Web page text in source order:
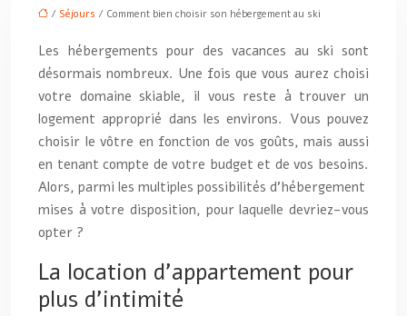
/ Séjours / Comment bien choisir son hébergement au ski
Les hébergements pour des vacances au ski sont
désormais nombreux. Une fois que vous aurez choisi
votre domaine skiable, il vous reste à trouver un
logement approprié dans les environs. Vous pouvez
choisir le vôtre en fonction de vos goûts, mais aussi
en tenant compte de votre budget et de vos besoins.
Alors, parmi les multiples possibilités d’hébergement
mises à votre disposition, pour laquelle devriez-vous
opter ?
La location d’appartement pour
plus d’intimité